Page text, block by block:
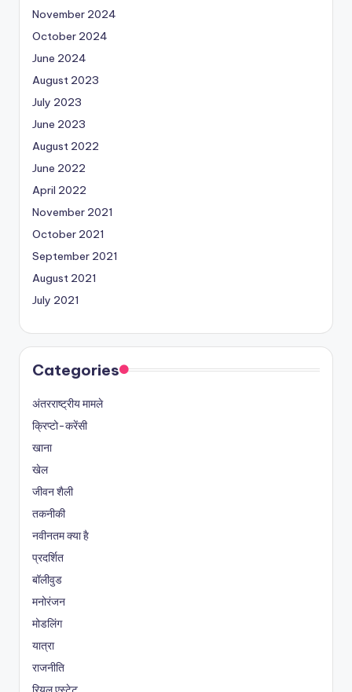
November 2024
October 2024
June 2024
August 2023
July 2023
June 2023
August 2022
June 2022
April 2022
November 2021
October 2021
September 2021
August 2021
July 2021
Categories
अंतरराष्ट्रीय मामले
क्रिप्टो-करेंसी
खाना
खेल
जीवन शैली
तकनीकी
नवीनतम क्या है
प्रदर्शित
बॉलीवुड
मनोरंजन
मोडलिंग
यात्रा
राजनीति